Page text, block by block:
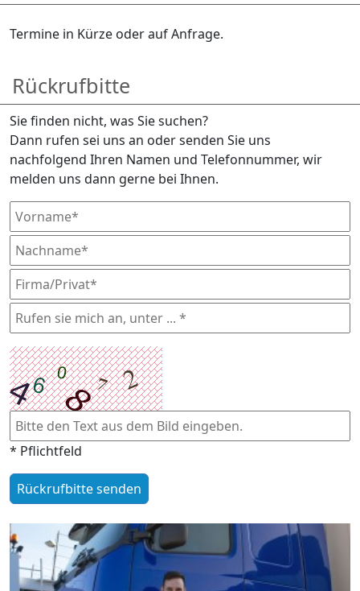
Termine in Kürze oder auf Anfrage.
Rückrufbitte
Sie finden nicht, was Sie suchen?
Dann rufen sei uns an oder senden Sie uns
nachfolgend Ihren Namen und Telefonnummer, wir
melden uns dann gerne bei Ihnen.
* Pflichtfeld